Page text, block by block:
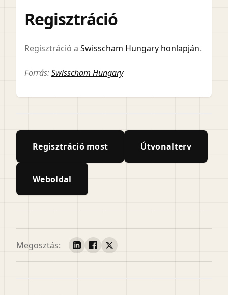
Regisztráció
Regisztráció a Swisscham Hungary honlapján.
Forrás:Swisscham Hungary
Regisztráció most Útvonalterv
Weboldal
Megosztás: